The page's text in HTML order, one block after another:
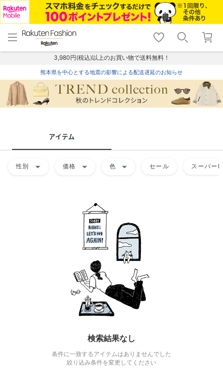
menu home
トップ
shopping_cart lock_outline
ログイン
3,980円(税込)以上のお買い物で送料無料！
熊本県を中心とする地震の影響による配送遅延のお知らせ
アイテム
性別 arrow_drop_down 価格 arrow_drop_down 色 arrow_drop_down セール スーパー
検索結果なし
条件に一致するアイテムはありませんでした
絞り込み条件を変更してください